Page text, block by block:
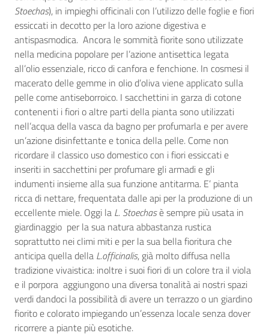
Stoechas), in impieghi officinali con l’utilizzo delle foglie e fiori
essiccati in decotto per la loro azione digestiva e
antispasmodica. Ancora le sommità fiorite sono utilizzate
nella medicina popolare per l’azione antisettica legata
all’olio essenziale, ricco di canfora e fenchione. In cosmesi il
macerato delle gemme in olio d’oliva viene applicato sulla
pelle come antiseborroico. I sacchettini in garza di cotone
contenenti i fiori o altre parti della pianta sono utilizzati
nell’acqua della vasca da bagno per profumarla e per avere
un’azione disinfettante e tonica della pelle. Come non
ricordare il classico uso domestico con i fiori essiccati e
inseriti in sacchettini per profumare gli armadi e gli
indumenti insieme alla sua funzione antitarma. E’ pianta
ricca di nettare, frequentata dalle api per la produzione di un
eccellente miele. Oggi la L. Stoechasè sempre più usata in
giardinaggio per la sua natura abbastanza rustica
soprattutto nei climi miti e per la sua bella fioritura che
anticipa quella della L.officinalis, già molto diffusa nella
tradizione vivaistica: inoltre i suoi fiori di un colore tra il viola
e il porpora aggiungono una diversa tonalità ai nostri spazi
verdi dandoci la possibilità di avere un terrazzo o un giardino
fiorito e colorato impiegando un’essenza locale senza dover
ricorrere a piante più esotiche.